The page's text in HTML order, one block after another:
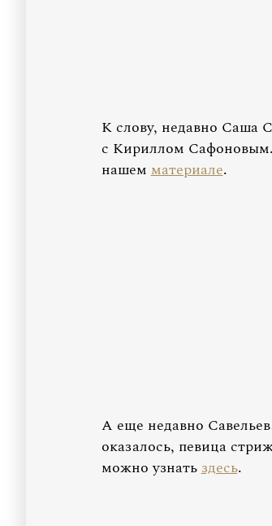
К слову, недавно Саша
с Кириллом
нашемматериале.
А еще недавно
оказалось, певица
можно узнатьздесь.